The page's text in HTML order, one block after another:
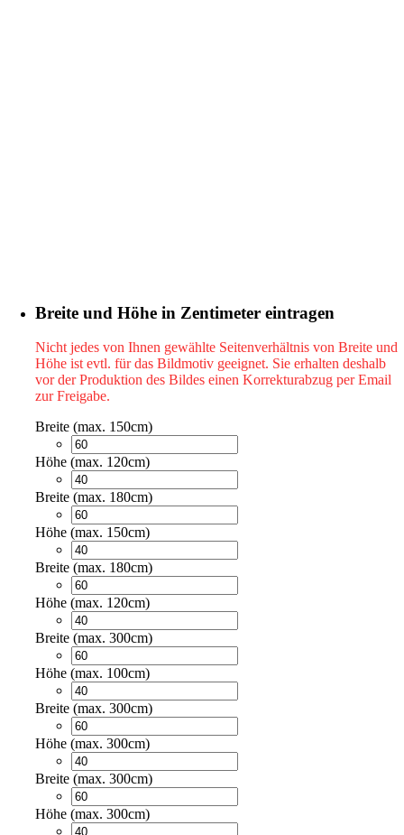
Breite und Höhe in Zentimeter eintragen
Nicht jedes von Ihnen gewählte Seitenverhältnis von Breite und
Höhe ist evtl. für das Bildmotiv geeignet. Sie erhalten deshalb
vor der Produktion des Bildes einen Korrekturabzug per Email
zur Freigabe.
Breite (max. 150cm)
Höhe (max. 120cm)
Breite (max. 180cm)
Höhe (max. 150cm)
Breite (max. 180cm)
Höhe (max. 120cm)
Breite (max. 300cm)
Höhe (max. 100cm)
Breite (max. 300cm)
Höhe (max. 300cm)
Breite (max. 300cm)
Höhe (max. 300cm)